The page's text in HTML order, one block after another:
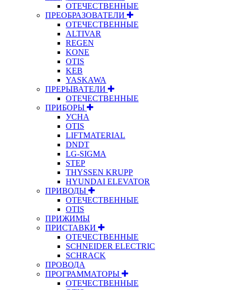
ОТЕЧЕСТВЕННЫЕ
ПРЕОБРАЗОВАТЕЛИ
ОТЕЧЕСТВЕННЫЕ
ALTIVAR
REGEN
KONE
OTIS
KEB
YASKAWA
ПРЕРЫВАТЕЛИ
ОТЕЧЕСТВЕННЫЕ
ПРИБОРЫ
УСНА
OTIS
LIFTMATERIAL
DNDT
LG-SIGMA
STEP
THYSSEN KRUPP
HYUNDAI ELEVATOR
ПРИВОДЫ
ОТЕЧЕСТВЕННЫЕ
OTIS
ПРИЖИМЫ
ПРИСТАВКИ
ОТЕЧЕСТВЕННЫЕ
SCHNEIDER ELECTRIC
SCHRACK
ПРОВОДА
ПРОГРАММАТОРЫ
ОТЕЧЕСТВЕННЫЕ